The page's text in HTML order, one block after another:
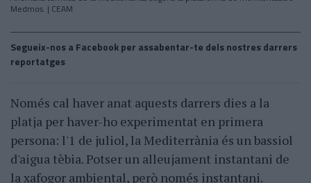
Medmos. | CEAM
Segueix-nos a Facebook per assabentar-te dels nostres darrers
reportatges
Només cal haver anat aquests darrers dies a la
platja per haver-ho experimentat en primera
persona: l'1 de juliol, la Mediterrània és un bassiol
d'aigua tèbia. Potser un alleujament instantani de
la xafogor ambiental, però només instantani.